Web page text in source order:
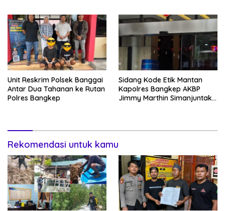
Unit Reskrim Polsek Banggai
Antar Dua Tahanan ke Rutan
Polres Bangkep
Sidang Kode Etik Mantan
Kapolres Bangkep AKBP
Jimmy Marthin Simanjuntak,
Rekomendasi untuk kamu